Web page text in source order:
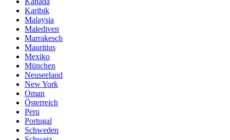
Karibik
Malaysia
Malediven
Marrakesch
Mauritius
Mexiko
München
Neuseeland
New York
Oman
Österreich
Peru
Portugal
Schweden